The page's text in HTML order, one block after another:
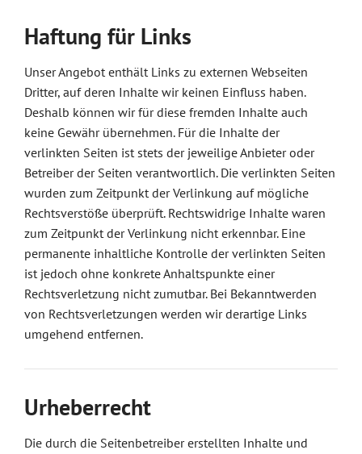
Haftung für Links
Unser Angebot enthält Links zu externen Webseiten
Dritter, auf deren Inhalte wir keinen Einfluss haben.
Deshalb können wir für diese fremden Inhalte auch
keine Gewähr übernehmen. Für die Inhalte der
verlinkten Seiten ist stets der jeweilige Anbieter oder
Betreiber der Seiten verantwortlich. Die verlinkten Seiten
wurden zum Zeitpunkt der Verlinkung auf mögliche
Rechtsverstöße überprüft. Rechtswidrige Inhalte waren
zum Zeitpunkt der Verlinkung nicht erkennbar. Eine
permanente inhaltliche Kontrolle der verlinkten Seiten
ist jedoch ohne konkrete Anhaltspunkte einer
Rechtsverletzung nicht zumutbar. Bei Bekanntwerden
von Rechtsverletzungen werden wir derartige Links
umgehend entfernen.
Urheberrecht
Die durch die Seitenbetreiber erstellten Inhalte und